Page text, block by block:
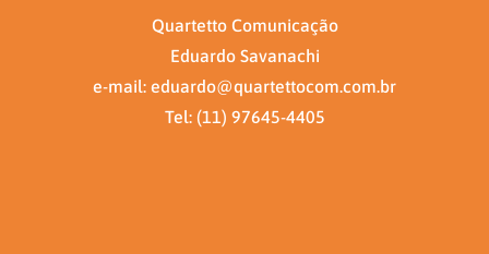
Quartetto Comunicação
Eduardo Savanachi
e-mail: eduardo@quartettocom.com.br
Tel: (11) 97645-4405